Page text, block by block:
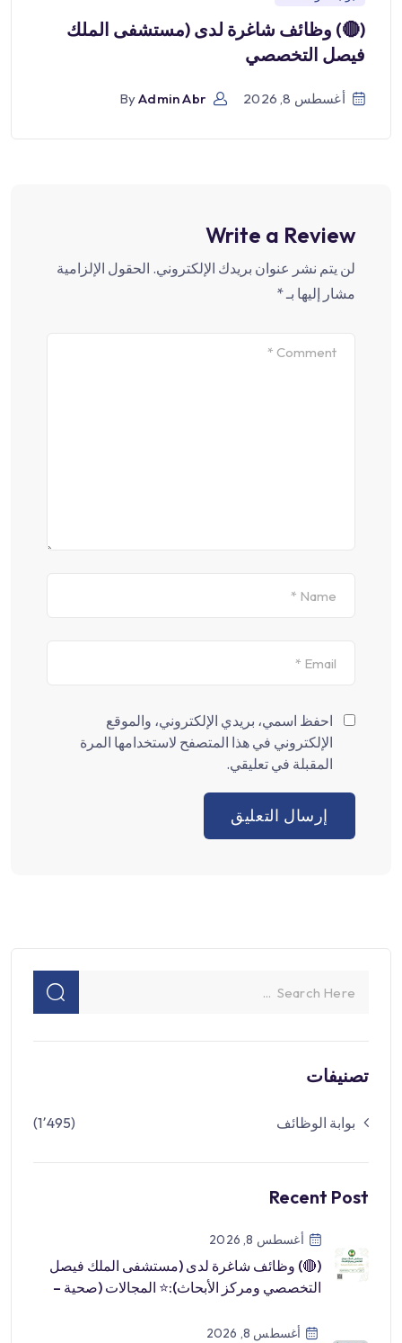
(🔴) وظائف شاغرة لدى (مستشفى الملك
فيصل التخصصي
أغسطس 8, 2026 ByAdmin Abr
Write a Review
لن يتم نشر عنوان بريدك الإلكتروني. الحقول الإلزامية
مشار إليها بـ*
احفظ اسمي، بريدي الإلكتروني، والموقع
الإلكتروني في هذا المتصفح لاستخدامها المرة
المقبلة في تعليقي.
تصنيفات
بوابة الوظائف (1٬495)
Recent Post
أغسطس 8, 2026
(🔴) وظائف شاغرة لدى (مستشفى الملك فيصل
التخصصي ومركز الأبحاث):⭐️ المجالات (صحية –
أغسطس 8, 2026